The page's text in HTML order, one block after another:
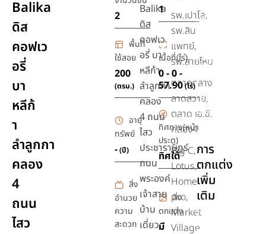
Balika
ดิส
คอฟเว
อรี่
บา
หลีก้
า
ลำลูกกา
คลอง
4
ถนน
ไสว
2 1
พื้นที่
ใช้สอย
200
(ตรม.)
เนื้อที่(ไร่)
0 - 0 -
57.90(ไร่)
อายุ
ทรัพย์
-(ปี)
ทิศทาง(หน้า
ประตู)
ทิศใต้
สิ่ง
อำนวย
ความ
สะดวก
สิ่ง
ตกแต่ง
มี
Balika
ดิส
คอฟเว
อรี่ บา
หลีก้า
ลำลูกกา
คลอง
4 ถนน
ไสว
ประชาราษฎร์
ถนน
พระองค์
เจ้าสาย
บ้าน
เดี่ยว
รพ.เปาโล,
รพ.สิน
แพทย์,
รพ.สายไหม
ตลาดกลาง
ลาดสวาย,
ตลาด เอ.ซี.
คลอง4
Big C,
Lotus,
Home
pro,
Market
Village
ปลอดภัย
เครื่อง
ครัว
ชุด
สุขภัณฑ์
การ
ตกแต่ง
เพิ่ม
เติม